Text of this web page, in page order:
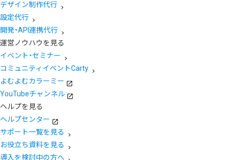
デザイン制作代行
設定代行
開発・API連携代行
運営ノウハウを見る
イベント・セミナー
コミュニティイベントCarty
よむよむカラーミー
YouTubeチャンネル
ヘルプを見る
ヘルプセンター
サポート一覧を見る
お役立ち資料を見る
導入を検討中の方へ